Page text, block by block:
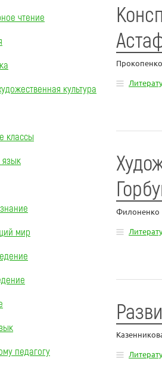
чтение
культура
классы
мир
педагогу
Филоненко